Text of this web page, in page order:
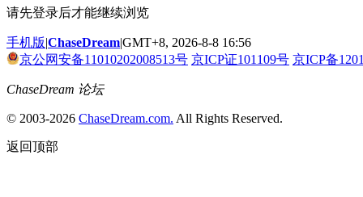
请先登录后才能继续浏览
手机版|ChaseDream|GMT+8, 2026-8-8 16:56
京公网安备11010202008513号 京ICP证101109号 京ICP备
ChaseDream 论坛
© 2003-2026 ChaseDream.com. All Rights Reserved.
返回顶部